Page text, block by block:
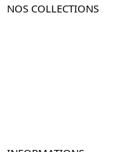
NOS COLLECTIONS